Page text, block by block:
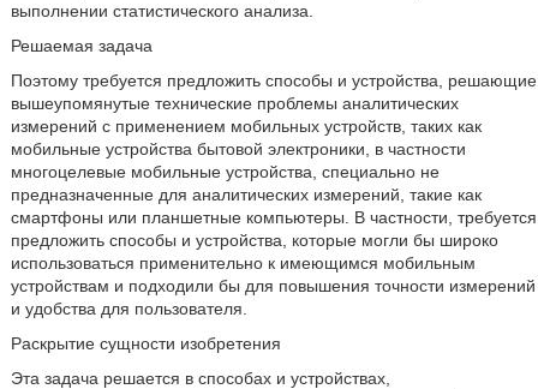
выполнении статистического анализа.
Решаемая задача
Поэтому требуется предложить способы и устройства, решающие
вышеупомянутые технические проблемы аналитических
измерений с применением мобильных устройств, таких как
мобильные устройства бытовой электроники, в частности
многоцелевые мобильные устройства, специально не
предназначенные для аналитических измерений, такие как
смартфоны или планшетные компьютеры. В частности, требуется
предложить способы и устройства, которые могли бы широко
использоваться применительно к имеющимся мобильным
устройствам и подходили бы для повышения точности измерений
и удобства для пользователя.
Раскрытие сущности изобретения
Эта задача решается в способах и устройствах,